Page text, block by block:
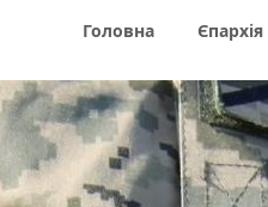
Головна Єпархія